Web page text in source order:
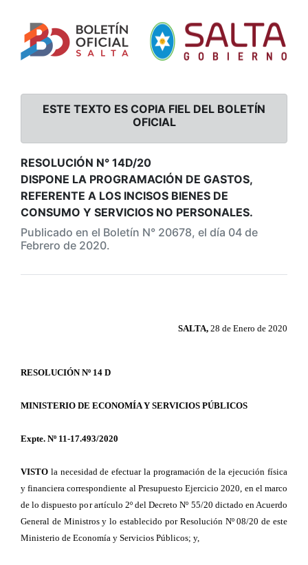
ESTE TEXTO ES COPIA FIEL DEL BOLETÍN
OFICIAL
RESOLUCIÓN N° 14D/20
DISPONE LA PROGRAMACIÓN DE GASTOS,
REFERENTE A LOS INCISOS BIENES DE
CONSUMO Y SERVICIOS NO PERSONALES.
Publicado en el Boletín N° 20678, el día 04 de
Febrero de 2020.
SALTA, 28 de Enero de 2020
RESOLUCIÓN Nº 14 D
MINISTERIO DE ECONOMÍA Y SERVICIOS PÚBLICOS
Expte. Nº 11-17.493/2020
VISTO la necesidad de efectuar la programación de la ejecución física
y financiera correspondiente al Presupuesto Ejercicio 2020, en el marco
de lo dispuesto por artículo 2º del Decreto Nº 55/20 dictado en Acuerdo
General de Ministros y lo establecido por Resolución Nº 08/20 de este
Ministerio de Economía y Servicios Públicos; y,